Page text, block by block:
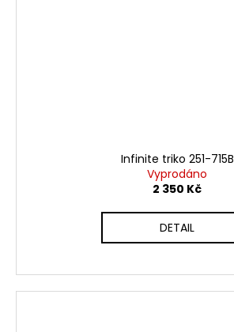
Infinite triko 251-715B
Vyprodáno
2 350 Kč
DETAIL